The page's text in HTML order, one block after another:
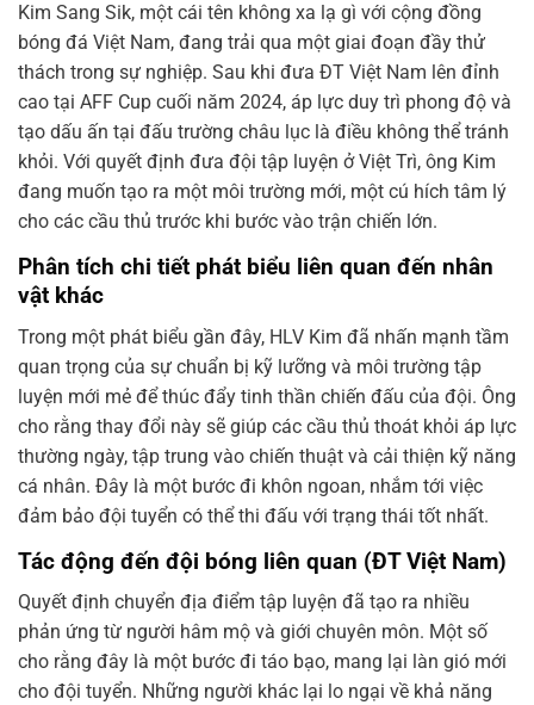
Kim Sang Sik, một cái tên không xa lạ gì với cộng đồng
bóng đá Việt Nam, đang trải qua một giai đoạn đầy thử
thách trong sự nghiệp. Sau khi đưa ĐT Việt Nam lên đỉnh
cao tại AFF Cup cuối năm 2024, áp lực duy trì phong độ và
tạo dấu ấn tại đấu trường châu lục là điều không thể tránh
khỏi. Với quyết định đưa đội tập luyện ở Việt Trì, ông Kim
đang muốn tạo ra một môi trường mới, một cú hích tâm lý
cho các cầu thủ trước khi bước vào trận chiến lớn.
Phân tích chi tiết phát biểu liên quan đến nhân
vật khác
Trong một phát biểu gần đây, HLV Kim đã nhấn mạnh tầm
quan trọng của sự chuẩn bị kỹ lưỡng và môi trường tập
luyện mới mẻ để thúc đẩy tinh thần chiến đấu của đội. Ông
cho rằng thay đổi này sẽ giúp các cầu thủ thoát khỏi áp lực
thường ngày, tập trung vào chiến thuật và cải thiện kỹ năng
cá nhân. Đây là một bước đi khôn ngoan, nhắm tới việc
đảm bảo đội tuyển có thể thi đấu với trạng thái tốt nhất.
Tác động đến đội bóng liên quan (ĐT Việt Nam)
Quyết định chuyển địa điểm tập luyện đã tạo ra nhiều
phản ứng từ người hâm mộ và giới chuyên môn. Một số
cho rằng đây là một bước đi táo bạo, mang lại làn gió mới
cho đội tuyển. Những người khác lại lo ngại về khả năng